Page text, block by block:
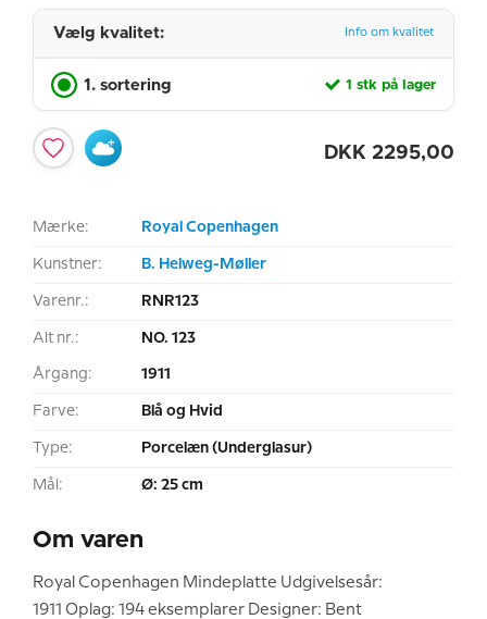
Vælg kvalitet: Info om kvalitet
1. sortering 1 stk på lager
DKK 2295,00
Mærke: Royal Copenhagen
Kunstner: B. Helweg-Møller
Varenr.: RNR123
Alt nr.: NO. 123
Årgang: 1911
Farve: Blå og Hvid
Type: Porcelæn (Underglasur)
Mål: Ø: 25 cm
Om varen
Royal Copenhagen Mindeplatte Udgivelsesår:
1911 Oplag: 194 eksemplarer Designer: Bent